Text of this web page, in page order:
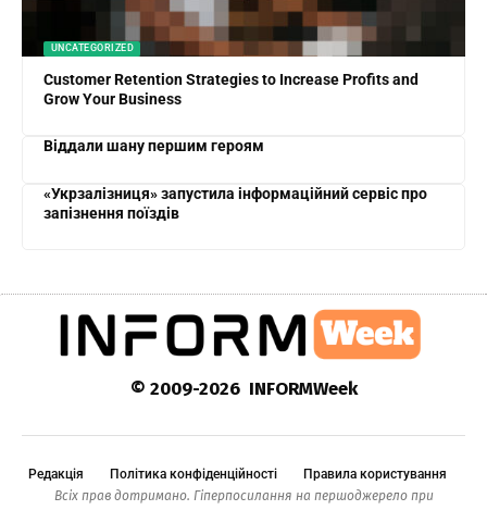
UNCATEGORIZED
Customer Retention Strategies to Increase Profits and
Grow Your Business
Віддали шану першим героям
«Укрзалізниця» запустила інформаційний сервіс про
запізнення поїздів
© 2009-2026 INFORMWeek
Редакція Політика конфіденційності
Правила користування
Всіх прав дотримано. Гіперпосилання на першоджерело при